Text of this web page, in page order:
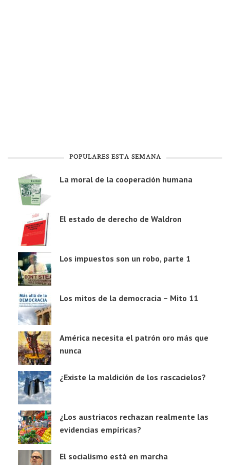
POPULARES ESTA SEMANA
La moral de la cooperación humana
El estado de derecho de Waldron
Los impuestos son un robo, parte 1
Los mitos de la democracia – Mito 11
América necesita el patrón oro más que
nunca
¿Existe la maldición de los rascacielos?
¿Los austriacos rechazan realmente las
evidencias empíricas?
El socialismo está en marcha